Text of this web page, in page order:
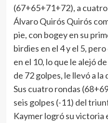
(67+65+71+72), a
Álvaro Quirós Quirós
pie, con bogey en su
birdies en el 4 y el 5,
en el 10, lo que le alejó
de 72 golpes, le llevó a
Sus cuatro rondas
seis golpes (-11) del
Kaymer logró su victoria